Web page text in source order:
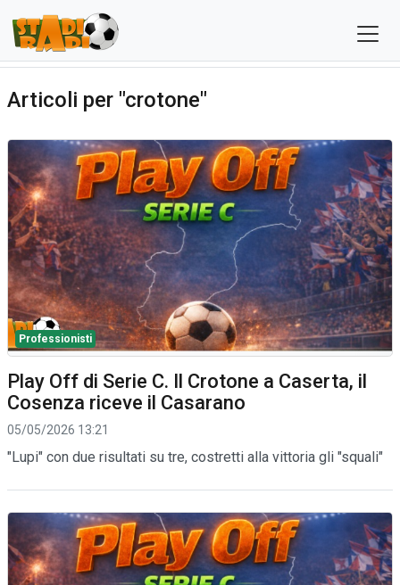
Articoli per "crotone"
Professionisti
Play Off di Serie C. Il Crotone a Caserta, il
Cosenza riceve il Casarano
05/05/2026 13:21
"Lupi" con due risultati su tre, costretti alla vittoria gli "squali"